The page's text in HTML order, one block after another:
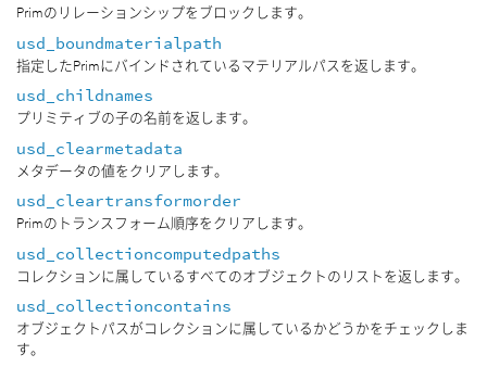
Primのリレーションシップをブロックします。
usd_boundmaterialpath
指定したPrimにバインドされているマテリアルパスを返します。
usd_childnames
プリミティブの子の名前を返します。
usd_clearmetadata
メタデータの値をクリアします。
usd_cleartransformorder
Primのトランスフォーム順序をクリアします。
usd_collectioncomputedpaths
コレクションに属しているすべてのオブジェクトのリストを返します。
usd_collectioncontains
オブジェクトパスがコレクションに属しているかどうかをチェックしま
す。